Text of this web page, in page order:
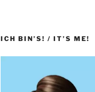
ICH BIN’S! / IT’S ME!